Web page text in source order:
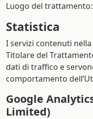
Luogo del
Statistica
I servizi contenuti
Titolare del
dati di traffico e
comportamento
Google
Limited)